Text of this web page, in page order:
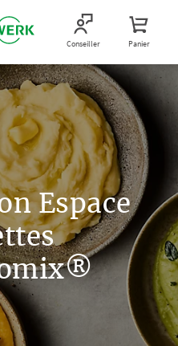
Conseiller Panier
Espace